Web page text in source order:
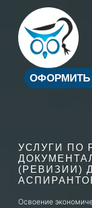
ОФОРМИТЬ
УСЛУГИ ПО
(РЕВИЗИИ)
Освоение